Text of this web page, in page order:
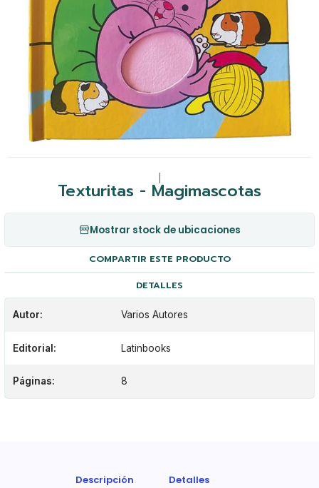
Texturitas - Magimascotas
Mostrar stock de ubicaciones
COMPARTIR ESTE PRODUCTO
DETALLES
Autor: Varios Autores
Editorial: Latinbooks
Páginas: 8
Descripción Detalles